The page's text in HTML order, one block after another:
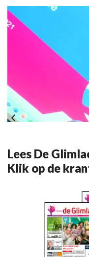
Lees De
Klik op de